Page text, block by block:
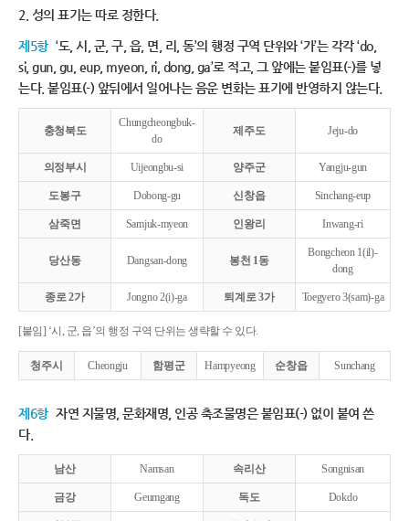
2. 성의 표기는 따로 정한다.
제5항 ‘도, 시, 군, 구, 읍, 면, 리, 동’의 행정 구역 단위와 ‘가’는 각각 ‘do,
si, gun, gu, eup, myeon, ri, dong, ga’로 적고, 그 앞에는 붙임표(-)를 넣
는다. 붙임표(-) 앞뒤에서 일어나는 음운 변화는 표기에 반영하지 않는다.
충청북도
Chungcheongbuk-
do
제주도 Jeju-do
의정부시 Uijeongbu-si 양주군 Yangju-gun
도봉구 Dobong-gu 신창읍 Sinchang-eup
삼죽면 Samjuk-myeon 인왕리 Inwang-ri
당산동 Dangsan-dong 봉천 1동
Bongcheon 1(il)-
dong
종로 2가 Jongno 2(i)-ga 퇴계로 3가 Toegyero 3(sam)-ga
[붙임] ‘시, 군, 읍’의 행정 구역 단위는 생략할 수 있다.
청주시 Cheongju 함평군 Hampyeong 순창읍 Sunchang
제6항 자연 지물명, 문화재명, 인공 축조물명은 붙임표(-) 없이 붙여 쓴
다.
남산 Namsan 속리산 Songnisan
금강 Geumgang 독도 Dokdo